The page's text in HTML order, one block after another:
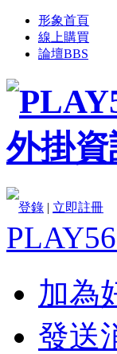
形象首頁
線上購買
論壇BBS
登錄 | 立即註冊
加為
發送